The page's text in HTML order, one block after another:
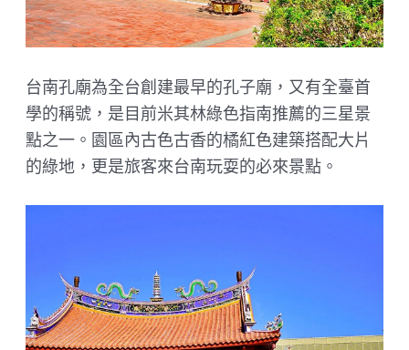
台南孔廟為全台創建最早的孔子廟，又有全臺首
學的稱號，是目前米其林綠色指南推薦的三星景
點之一。園區內古色古香的橘紅色建築搭配大片
的綠地，更是旅客來台南玩耍的必來景點。